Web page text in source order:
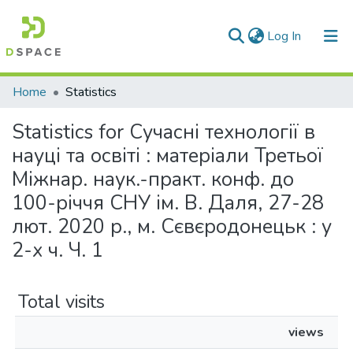
Log In (current)
Communities & Collections
All of DSpace
Home Statistics
Statistics for Сучасні технології в
науці та освіті : матеріали Третьої
Міжнар. наук.-практ. конф. до
100-річчя СНУ ім. В. Даля, 27-28
лют. 2020 р., м. Сєвєродонецьк : у
2-х ч. Ч. 1
Total visits
views